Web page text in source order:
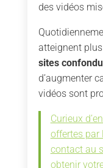
des vidéos
atteignent
sites
d’augmenter
vidéos sont
Curieux
offertes par
contact au
obtenir